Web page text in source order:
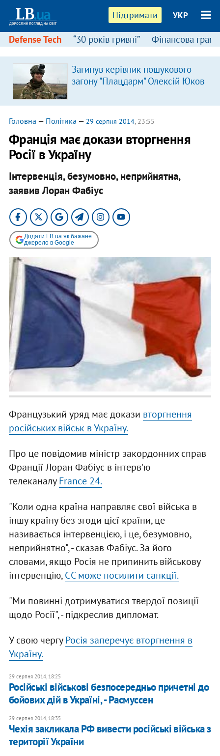
Підтримати УКР
Defense Tech “30 років гривні” Фінансова
Загинув керівник пошукового
загону "Плацдарм" Олексій Юков
Головна — Політика — 29 серпня 2014, 23:55
Франція має докази вторгнення
Росії в Україну
Інтервенція, безумовно, неприйнятна,
заявив Лоран Фабіус
Додати LB.ua як бажане
джерело в Google
Французький уряд має докази вторгнення
російських військ в Україну.
Про це повідомив міністр закордонних справ
Франції Лоран Фабіус в інтерв'ю
телеканалуFrance 24.
"Коли одна країна направляє свої війська в
іншу країну без згоди цієї країни, це
називається інтервенцією, і це, безумовно,
неприйнятно", - сказав Фабіус. За його
словами, якщо Росія не припинить військову
інтервенцію,ЄС може посилити санкції.
"Ми повинні дотримуватися твердої позиції
щодо Росії", - підкреслив дипломат.
У свою чергуРосія заперечує вторгнення в
Україну.
29 серпня 2014, 18:25
Російські військові безпосередньо причетні до
бойових дій в Україні, - Расмуссен
29 серпня 2014, 18:35
Чехія закликала РФ вивести російські війська з
території України